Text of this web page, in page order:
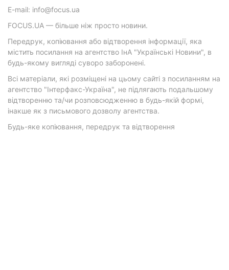
E-mail: info@focus.ua
FOCUS.UA — більше ніж просто новини.
Передрук, копіювання або відтворення інформації, яка
містить посилання на агентство ІнА "Українські Новини", в
будь-якому вигляді суворо заборонені.
Всі матеріали, які розміщені на цьому сайті з посиланням на
агентство "Інтерфакс-Україна", не підлягають подальшому
відтворенню та/чи розповсюдженню в будь-якій формі,
інакше як з письмового дозволу агентства.
Будь-яке копіювання, передрук та відтворення